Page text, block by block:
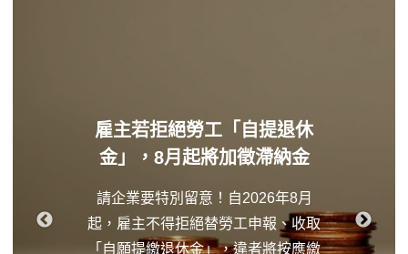
雇主若拒絕勞工「自提退休
金」，8月起將加徵滯納金
請企業要特別留意！自2026年8月
起，雇主不得拒絕替勞工申報、收取
「自願提繳退休金」，違者將按應繳